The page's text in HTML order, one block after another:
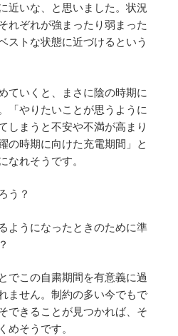
近いな、と思いました。状況
れぞれが強まったり弱まった
ストな状態に近づけるという
ていくと、まさに陰の時期に
「やりたいことが思うように
しまうと不安や不満が高まり
の時期に向けた充電期間」と
なれそうです。
う？
ようになったときのために準
でこの自粛期間を有意義に過
ません。制約の多い今でもで
できることが見つかれば、そ
めそうです。